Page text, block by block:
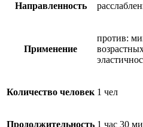
Направленность
Применение
против:
Количество человек 1 чел
Продолжительность 1 час 30